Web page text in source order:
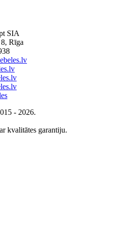
SIA
Rīga
- 2026.
kvalitātes garantiju.